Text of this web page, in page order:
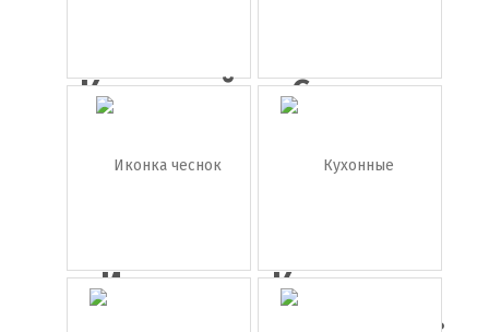
Кухонный
Свежее
Иконка
чеснок
Кухонные
принадле...